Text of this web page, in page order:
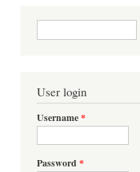
Search form
User login
Username*
Password *